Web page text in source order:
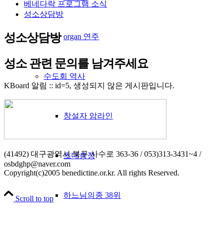
organ 연주
수도회 역사
창설자 암라인
초대총장
하느님의종 38위
베네다락 프로그램 소식
성소상담방
성소상담방
성소 관련 문의를 남겨주세요
KBoard 알림 :: id=5, 생성되지 않은 게시판입니다.
(41492) 대구광역시 북구 사수로 363-36 / 053)313-3431~4 /
osbdghp@naver.com
Copyright(c)2005 benedictine.or.kr. All rights Reserved.
Scroll to top